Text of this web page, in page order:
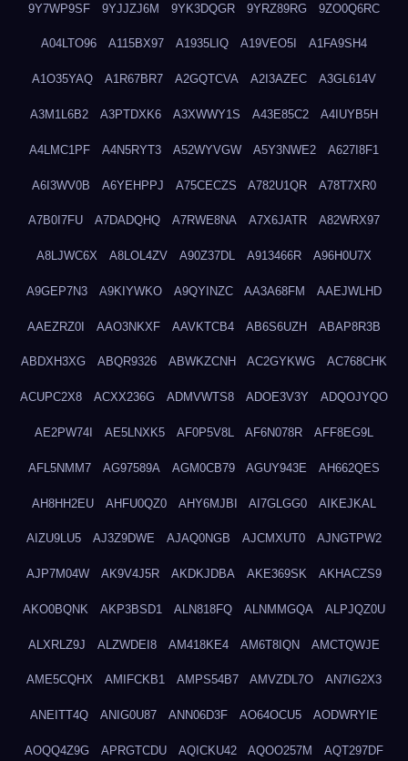
9Y7WP9SF 9YJJZJ6M 9YK3DQGR 9YRZ89RG 9ZO0Q6RC
A04LTO96 A115BX97 A1935LIQ A19VEO5I A1FA9SH4
A1O35YAQ A1R67BR7 A2GQTCVA A2I3AZEC A3GL614V
A3M1L6B2 A3PTDXK6 A3XWWY1S A43E85C2 A4IUYB5H
A4LMC1PF A4N5RYT3 A52WYVGW A5Y3NWE2 A627I8F1
A6I3WV0B A6YEHPPJ A75CECZS A782U1QR A78T7XR0
A7B0I7FU A7DADQHQ A7RWE8NA A7X6JATR A82WRX97
A8LJWC6X A8LOL4ZV A90Z37DL A913466R A96H0U7X
A9GEP7N3 A9KIYWKO A9QYINZC AA3A68FM AAEJWLHD
AAEZRZ0I AAO3NKXF AAVKTCB4 AB6S6UZH ABAP8R3B
ABDXH3XG ABQR9326 ABWKZCNH AC2GYKWG AC768CHK
ACUPC2X8 ACXX236G ADMVWTS8 ADOE3V3Y ADQOJYQO
AE2PW74I AE5LNXK5 AF0P5V8L AF6N078R AFF8EG9L
AFL5NMM7 AG97589A AGM0CB79 AGUY943E AH662QES
AH8HH2EU AHFU0QZ0 AHY6MJBI AI7GLGG0 AIKEJKAL
AIZU9LU5 AJ3Z9DWE AJAQ0NGB AJCMXUT0 AJNGTPW2
AJP7M04W AK9V4J5R AKDKJDBA AKE369SK AKHACZS9
AKO0BQNK AKP3BSD1 ALN818FQ ALNMMGQA ALPJQZ0U
ALXRLZ9J ALZWDEI8 AM418KE4 AM6T8IQN AMCTQWJE
AME5CQHX AMIFCKB1 AMPS54B7 AMVZDL7O AN7IG2X3
ANEITT4Q ANIG0U87 ANN06D3F AO64OCU5 AODWRYIE
AOQQ4Z9G APRGTCDU AQICKU42 AQOO257M AQT297DF